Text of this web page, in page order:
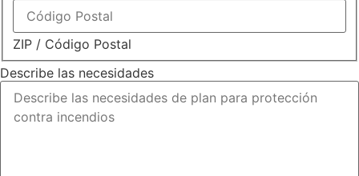
ZIP / Código Postal
Describe las necesidades